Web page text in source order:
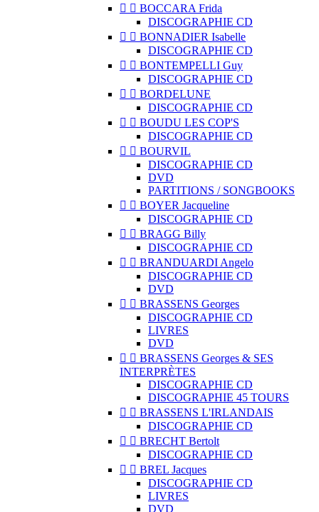
  BOCCARA Frida
DISCOGRAPHIE CD
  BONNADIER Isabelle
DISCOGRAPHIE CD
  BONTEMPELLI Guy
DISCOGRAPHIE CD
  BORDELUNE
DISCOGRAPHIE CD
  BOUDU LES COP'S
DISCOGRAPHIE CD
  BOURVIL
DISCOGRAPHIE CD
DVD
PARTITIONS / SONGBOOKS
  BOYER Jacqueline
DISCOGRAPHIE CD
  BRAGG Billy
DISCOGRAPHIE CD
  BRANDUARDI Angelo
DISCOGRAPHIE CD
DVD
  BRASSENS Georges
DISCOGRAPHIE CD
LIVRES
DVD
  BRASSENS Georges & SES
INTERPRÈTES
DISCOGRAPHIE CD
DISCOGRAPHIE 45 TOURS
  BRASSENS L'IRLANDAIS
DISCOGRAPHIE CD
  BRECHT Bertolt
DISCOGRAPHIE CD
  BREL Jacques
DISCOGRAPHIE CD
LIVRES
DVD